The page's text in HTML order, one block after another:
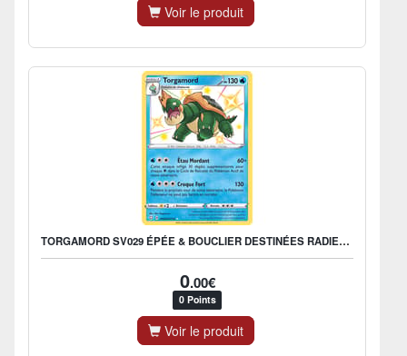
Voir le produit
TORGAMORD SV029 ÉPÉE & BOUCLIER DESTINÉES RADIEUSES EB045
0.00€
0 Points
Voir le produit